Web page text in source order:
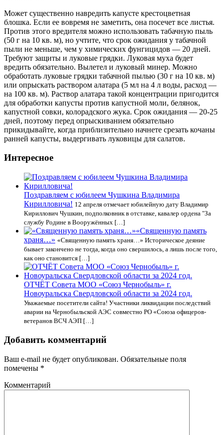
Может существенно навредить капусте крестоцветная
блошка. Если ее вовремя не заметить, она посечет все листья.
Против этого вредителя можно использовать табачную пыль
(50 г на 10 кв. м), но учтите, что срок ожидания у табачной
пыли не меньше, чем у химических фунгицидов — 20 дней.
Требуют защиты и луковые грядки. Луковая муха будет
вредить обязательно. Вылетел и луковый минер. Можно
обработать луковые грядки табачной пылью (30 г на 10 кв. м)
или опрыскать раствором алатара (5 мл на 4 л воды, расход —
на 100 кв. м). Раствор алатара такой концентрации пригодится
для обработки капусты против капустной моли, белянок,
капустной совки, колорадского жука. Срок ожидания — 20-25
дней, поэтому перед опрыскиванием обязательно
прикидывайте, когда приблизительно начнете срезать кочаны
ранней капусты, выдергивать луковицы для салатов.
Интересное
Поздравляем с юбилеем Чушкина Владимира
Кирилловича! 12 апреля отмечает юбилейную дату Владимир
Кириллович Чушкин, подполковник в отставке, кавалер ордена "За
службу Родине в Вооружённых […]
«Священную память
храня…» «Священную память храня…» Историческое деяние
бывает закончено не тогда, когда оно свершилось, а лишь после того,
как оно становится […]
ОТЧЁТ Совета МОО «Союз Чернобыль» г.
Новоуральска Свердловской области за 2024 год.
Уважаемые посетители сайта! Участники ликвидации последствий
аварии на Чернобыльской АЭС совместно РО «Союза офицеров-
ветеранов ВСЧ АЭП […]
Добавить комментарий
Ваш e-mail не будет опубликован. Обязательные поля
помечены *
Комментарий